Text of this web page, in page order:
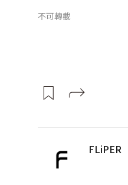
不可轉載
FLiPER